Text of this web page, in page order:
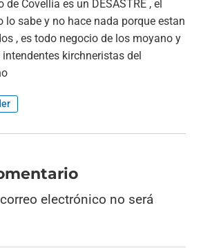
de Covellia es un DESASTRE , el
lo sabe y no hace nada porque estan
, es todo negocio de los moyano y
kirchneristas del
electrónico no será